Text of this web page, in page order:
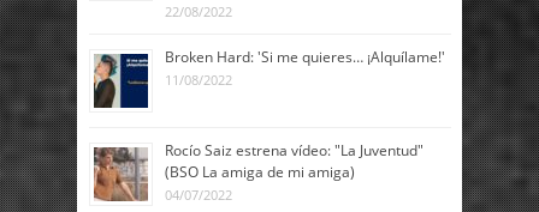
22/08/2022
Broken Hard: 'Si me quieres… ¡Alquílame!'
11/08/2022
Rocío Saiz estrena vídeo: "La Juventud"
(BSO La amiga de mi amiga)
04/07/2022